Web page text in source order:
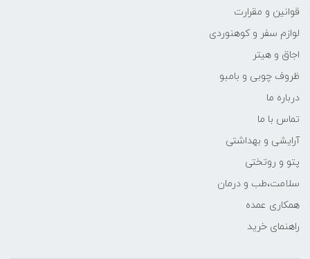
قوانین و مقرارت
لوازم سفر و کوهنوردی
اجاق و هیتر
ظروف چوبی و بامبو
درباره ما
تماس با ما
آرایشی و بهداشتی
پتو و روتختی
سلامت،طب و درمان
همکاری عمده
راهنمای خرید